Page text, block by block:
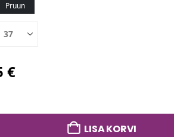
Pruun
€
LISA KORVI